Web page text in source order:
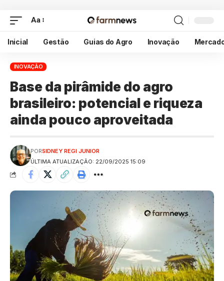
Aa
Inicial Gestão Guias do Agro Inovação
INOVAÇÃO
Base da pirâmide do agro
brasileiro: potencial e riqueza
ainda pouco aproveitada
ÚLTIMA ATUALIZAÇÃO: 22/09/2025 15:09
PORSIDNEY REGI JUNIOR